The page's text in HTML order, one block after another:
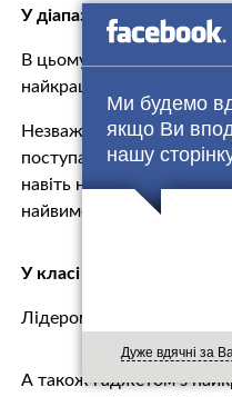
Ми будемо
якщо Ви
нашу
Дуже вдячні за
У діапазоні до 12 тис. грн
В цьому ціновому
найкращим Honor 9.
Незважаючи на те, що
поступається
навіть на більш слабкій
найвимогливіші ігри.
У класі бюджетних
Лідером визнаний Xiaomi
А також гаджетом з